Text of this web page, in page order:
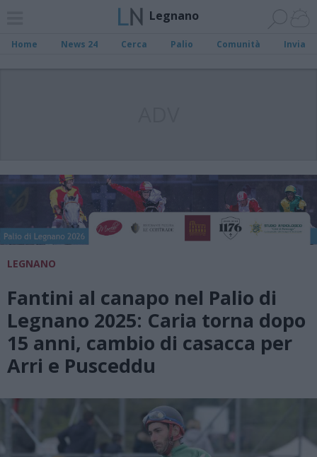
Legnano
Home News 24 Cerca Palio Comunità Invia
LEGNANO
Fantini al canapo nel Palio di
Legnano 2025: Caria torna dopo
15 anni, cambio di casacca per
Arri e Pusceddu